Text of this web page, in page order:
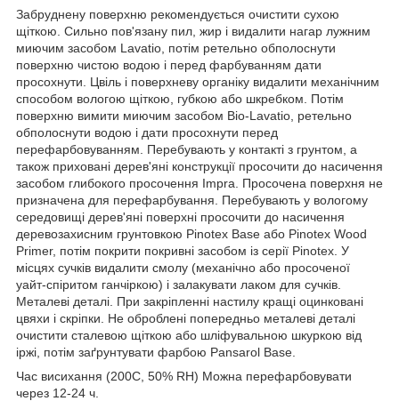
Забруднену поверхню рекомендується очистити сухою
щіткою. Сильно пов'язану пил, жир і видалити нагар лужним
миючим засобом Lavatio, потім ретельно обполоснути
поверхню чистою водою і перед фарбуванням дати
просохнути. Цвіль і поверхневу органіку видалити механічним
способом вологою щіткою, губкою або шкребком. Потім
поверхню вимити миючим засобом Bio-Lavatio, ретельно
обполоснути водою і дати просохнути перед
перефарбовуванням. Перебувають у контакті з грунтом, а
також приховані дерев'яні конструкції просочити до насичення
засобом глибокого просочення Impra. Просочена поверхня не
призначена для перефарбування. Перебувають у вологому
середовищі дерев'яні поверхні просочити до насичення
деревозахисним грунтовкою Pinotex Base або Pinotex Wood
Primer, потім покрити покривні засобом із серії Pinotex. У
місцях сучків видалити смолу (механічно або просоченої
уайт-спіритом ганчіркою) і залакувати лаком для сучків.
Металеві деталі. При закріпленні настилу кращі оцинковані
цвяхи і скріпки. Не оброблені попередньо металеві деталі
очистити сталевою щіткою або шліфувальною шкуркою від
іржі, потім заґрунтувати фарбою Pansarol Base.
Час висихання (200C, 50% RH) Можна перефарбовувати
через 12-24 ч.